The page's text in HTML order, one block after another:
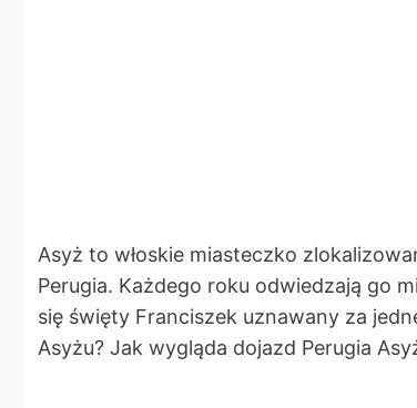
Asyż to włoskie miasteczko
Perugia. Każdego roku odwiedzają go
się święty Franciszek uznawany za
Asyżu? Jak wygląda dojazd Perugia